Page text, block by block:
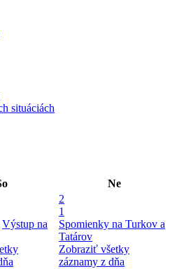
situáciách
Ne
Výstup na
2
1
Spomienky na Turkov a
Tatárov
Zobraziť všetky
záznamy z dňa